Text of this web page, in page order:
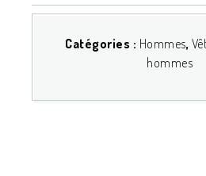
Catégories : Hommes,
hommes